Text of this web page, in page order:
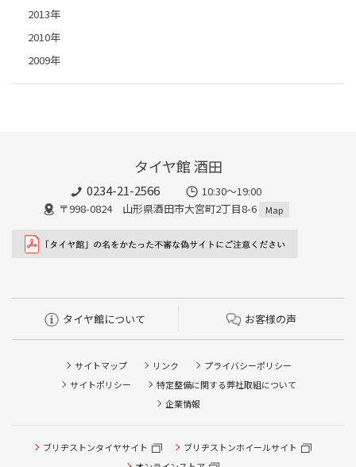
2013年
2010年
2009年
タイヤ館 酒田
0234-21-2566
10:30～19:00
〒998-0824 山形県酒田市大宮町2丁目8-6
Map
タイヤ館について お客様の声
サイトマップ リンク
プライバシーポリシー
サイトポリシー
特定整備に関する弊社取組について
企業情報
ブリヂストンタイヤサイト
ブリヂストンホイールサイト
タイヤ点検・安全点検/タイヤ履き替え/オイル交換/その他
ピット作業の予約